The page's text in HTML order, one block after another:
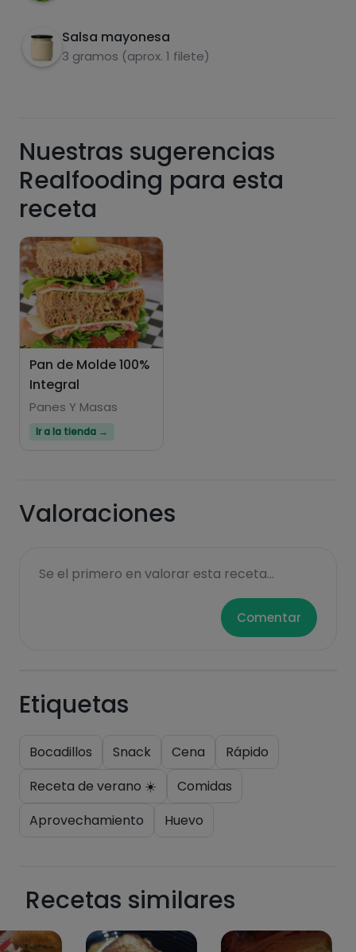
Salsa mayonesa
3 gramos (aprox. 1 filete)
de las recetas, y desbloquear muchas más
funcionalidades PLUS.
Pásate al PLUS
Nuestras sugerencias
Realfooding para esta
receta
Pan de Molde 100%
Integral
Panes Y Masas
Ir a la tienda →
Valoraciones
Se el primero en valorar esta receta...
Comentar
Etiquetas
Bocadillos Snack Cena
Rápido
Receta de verano ☀️
Comidas
Aprovechamiento
Huevo
Recetas similares